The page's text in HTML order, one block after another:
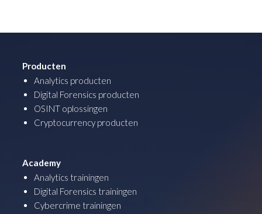
Producten
Analytics producten
Digital Forensics producten
OSINT oplossingen
Cryptocurrency producten
Academy
Analytics trainingen
Digital Forensics trainingen
Cybercrime trainingen